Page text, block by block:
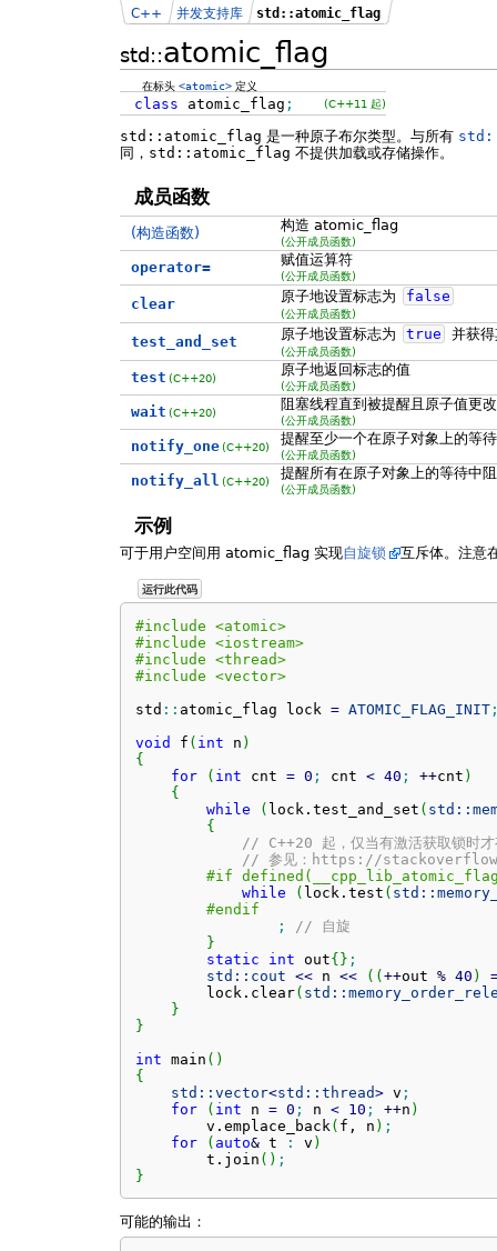
std::atomic_flag
C++ 并发支持库 std::atomic_flag
在标头<atomic> 定义
class atomic_flag ; (C++11 起)
std::atomic_flag 是一种原子布尔类型。与所有
同， std::atomic_flag 不提供加载或存储操作。
成员函数
(构造函数) 构造 atomic_flag
(公开成员函数)
operator= 赋值运算符
(公开成员函数)
clear 原子地设置标志为 false
(公开成员函数)
test_and_set 原子地设置标志为 true 并获
(公开成员函数)
test (C++20) 原子地返回标志的值
(公开成员函数)
wait (C++20) 阻塞线程直到被提醒且原子值更改
(公开成员函数)
notify_one (C++20) 提醒至少一个在原子对象上的等
(公开成员函数)
notify_all (C++20) 提醒所有在原子对象上的等待中
(公开成员函数)
示例
可于用户空间用 atomic_flag 实现自旋锁 互斥体。注意
运行此代码
#include <atomic>
#include <iostream>
#include <thread>
#include <vector>
std :: atomic_flag lock = ATOMIC_FLAG_INIT
void
f ( int n )
{
for
( int cnt = 0 ; cnt < 40 ; ++cnt )
{
while
( lock. test_and_set ( std::
{
// C++20 起，仅当有激活获取锁时
// 参见：https://
#if
while
( lock. test ( std::
#endif
;
// 自旋
}
static
int out{} ;
std:: cout << n << ( (++out % 40 )
        lock.
clear( std::
}
}
int main ( )
{
std:: vector<std:: thread> v ;
for
( int n = 0 ; n < 10 ; ++n )
        v.
emplace_back ( f, n ) ;
for
( auto& t : v )
        t.
join ( ) ;
}
可能的输出：